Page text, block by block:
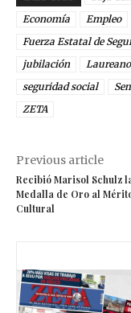
Economía
Empleo
Fuerza Estatal de
jubilación
seguridad social
ZETA
Previous article
Recibió Marisol Schulz
Medalla de Oro al
Cultural